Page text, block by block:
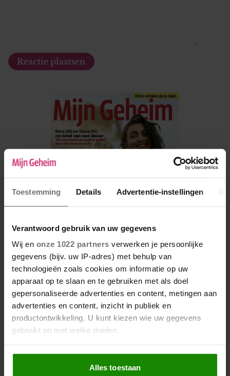
Toestemming Details Advertentie-instellingen
Verantwoord gebruik van uw gegevens
Wij en onze 1022 partners verwerken je persoonlijke
gegevens (bijv. uw IP-adres) met behulp van
technologieën zoals cookies om informatie op uw
apparaat op te slaan en te gebruiken met als doel
gepersonaliseerde advertenties en content, metingen aan
advertenties en content, inzicht in publiek en
productontwikkeling. U kunt kiezen wie uw gegevens
gebruikt en met welke doelen.
Als u het toestaat, willen we ook graag:
Informatie verzamelen over uw geografische locatie,
Alles toestaan
De nieuwe Mijn Geheim ligt nu in de winkel
Abonneren
Digitaal lezen
Los kopen